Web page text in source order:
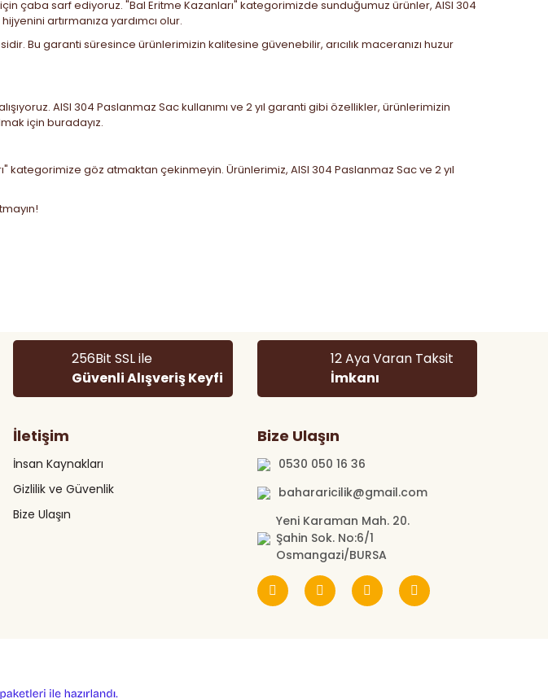
için çaba sarf ediyoruz. "Bal Eritme Kazanları" kategorimizde sunduğumuz ürünler, AISI 304
artırmanıza yardımcı olur.
Bu garanti süresince ürünlerimizin kalitesine güvenebilir, arıcılık maceranızı huzur
AISI 304 Paslanmaz Sac kullanımı ve 2 yıl garanti gibi özellikler, ürünlerimizin
için buradayız.
kategorimize göz atmaktan çekinmeyin. Ürünlerimiz, AISI 304 Paslanmaz Sac ve 2 yıl
256Bit SSL ile
Güvenli Alışveriş Keyfi
12 Aya Varan Taksit
İmkanı
İletişim
İnsan Kaynakları
Gizlilik ve Güvenlik
Bize Ulaşın
Bize Ulaşın
0530 050 16 36
bahararicilik@gmail.com
Yeni Karaman Mah. 20.
Şahin Sok. No:6/1
Osmangazi/BURSA
e-